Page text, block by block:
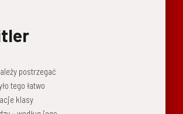
postrzegać
tego łatwo
klasy